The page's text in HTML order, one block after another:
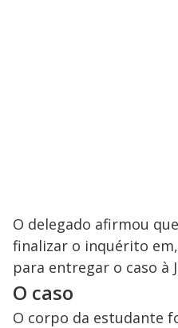
O delegado afirmou
finalizar o inquérito
para entregar o caso à
O caso
O corpo da estudante